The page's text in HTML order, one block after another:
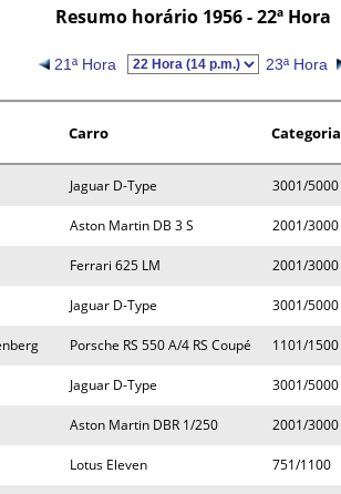
Resumo horário 1956 - 22ª Hora
21ª Hora 23ª Hora
Carro Categoria
Jaguar D-Type 3001/5000
Aston Martin DB 3 S 2001/3000
Ferrari 625 LM 2001/3000
Jaguar D-Type 3001/5000
Porsche RS 550 A/4 RS Coupé 1101/1500
Jaguar D-Type 3001/5000
Aston Martin DBR 1/250 2001/3000
Lotus Eleven 751/1100